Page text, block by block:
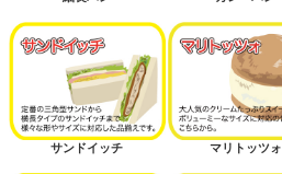
サンドイッチ マリトッツォ